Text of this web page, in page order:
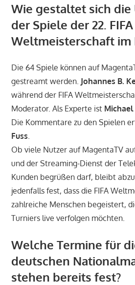
Wie gestaltet sich
der Spiele der 22. FIFA
Weltmeisterschaft im
Die 64 Spiele können auf
gestreamt werden. Johannes B.
während der FIFA
Moderator. Als Experte ist
Die Kommentare zu den Spielen
Fuss
Ob viele Nutzer auf MagentaTV
und der Streaming-Dienst der
Kunden begrüßen darf, bleibt
jedenfalls fest, dass die FIFA
zahlreiche Menschen begeistert,
Turniers live verfolgen möchten.
Welche Termine für
deutschen
stehen bereits fest?